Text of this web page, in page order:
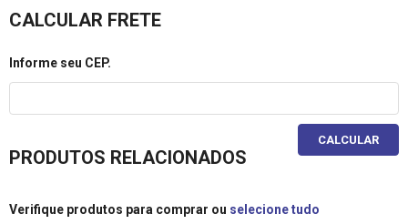
CALCULAR FRETE
Informe seu CEP.
CALCULAR
PRODUTOS RELACIONADOS
Verifique produtos para comprar ou selecione tudo